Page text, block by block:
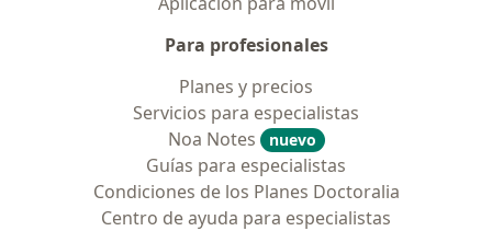
Para profesionales
Planes y precios
Servicios para especialistas
Noa Notes
nuevo
Guías para especialistas
Condiciones de los Planes Doctoralia
Centro de ayuda para especialistas